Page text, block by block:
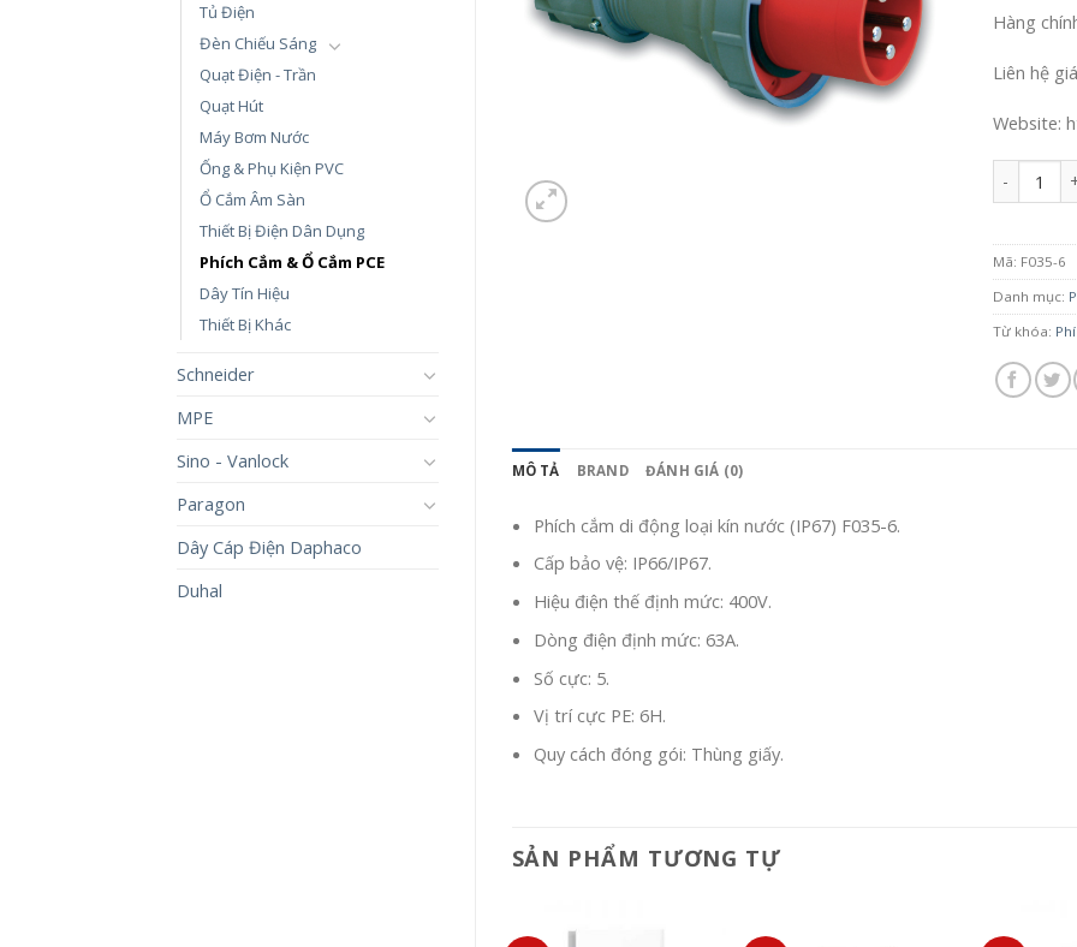
Tủ Điện
Đèn Chiếu Sáng
Quạt Điện - Trần
Quạt Hút
Máy Bơm Nước
Ống & Phụ Kiện PVC
Ổ Cắm Âm Sàn
Thiết Bị Điện Dân Dụng
Phích Cắm & Ổ Cắm PCE
Dây Tín Hiệu
Thiết Bị Khác
Schneider
MPE
Sino - Vanlock
Paragon
Dây Cáp Điện Daphaco
Duhal
Hàng
Liên hệ
Website:
Mã: F035-6
Danh mục:
Từ khóa:
MÔ TẢ BRAND ĐÁNH GIÁ (0)
Phích cắm di động loại kín nước (IP67) F035-6.
Cấp bảo vệ: IP66/IP67.
Hiệu điện thế định mức: 400V.
Dòng điện định mức: 63A.
Số cực: 5.
Vị trí cực PE: 6H.
Quy cách đóng gói: Thùng giấy.
SẢN PHẨM TƯƠNG TỰ